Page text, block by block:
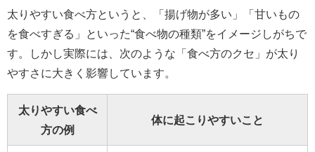
太りやすい食べ方というと、「揚げ物が多い」「甘いもの
を食べすぎる」といった“食べ物の種類”をイメージしがちで
す。しかし実際には、次のような「食べ方のクセ」が太り
やすさに大きく影響しています。
太りやすい食べ
方の例
体に起こりやすいこと